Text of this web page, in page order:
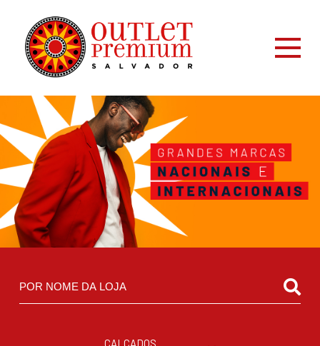
CALÇADOS